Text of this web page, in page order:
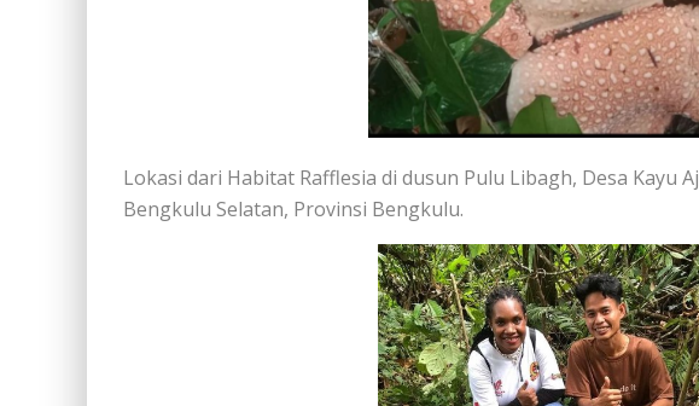
Lokasi dari Habitat Rafflesia di dusun Pulu Libagh, Desa Kayu
Bengkulu Selatan, Provinsi Bengkulu.